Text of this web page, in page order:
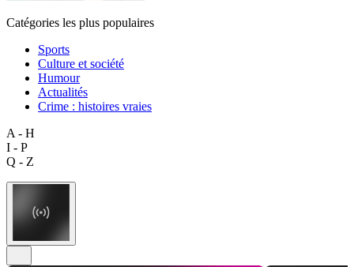
Catégories les plus populaires
Sports
Culture et société
Humour
Actualités
Crime : histoires vraies
A - H
I - P
Q - Z